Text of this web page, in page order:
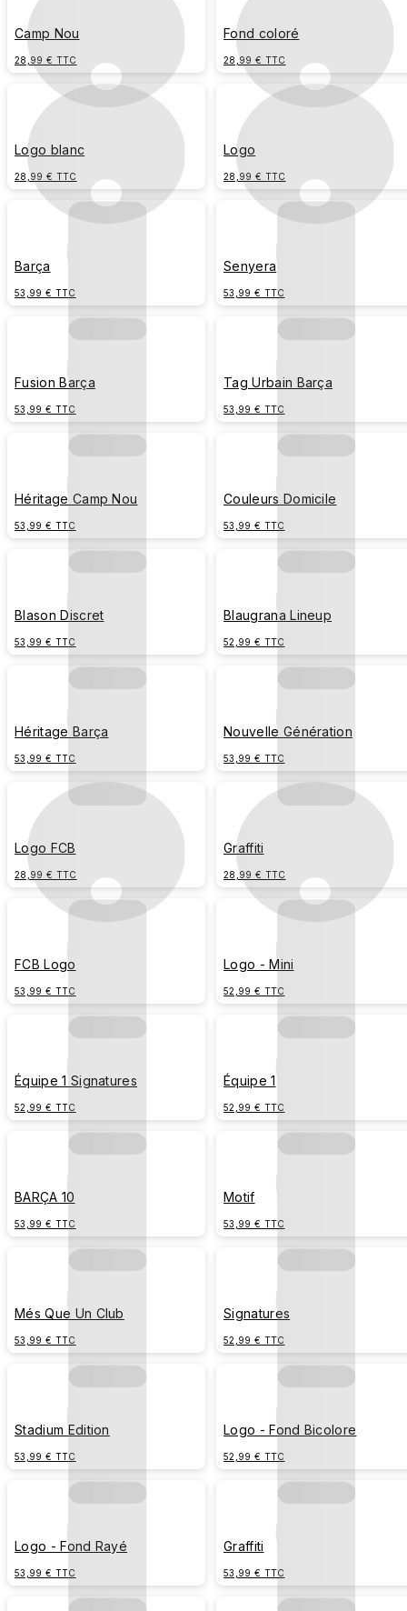
Camp Nou
28,99 € TTC
Fond coloré
28,99 € TTC
Logo blanc
28,99 € TTC
Logo
28,99 € TTC
Barça
53,99 € TTC
Senyera
53,99 € TTC
Fusion Barça
53,99 € TTC
Tag Urbain Barça
53,99 € TTC
Héritage Camp Nou
53,99 € TTC
Couleurs Domicile
53,99 € TTC
Blason Discret
53,99 € TTC
Blaugrana Lineup
52,99 € TTC
Héritage Barça
53,99 € TTC
Nouvelle Génération
53,99 € TTC
Logo FCB
28,99 € TTC
Graffiti
28,99 € TTC
FCB Logo
53,99 € TTC
Logo - Mini
52,99 € TTC
Équipe 1 Signatures
52,99 € TTC
Équipe 1
52,99 € TTC
BARÇA 10
53,99 € TTC
Motif
53,99 € TTC
Més Que Un Club
53,99 € TTC
Signatures
52,99 € TTC
Stadium Edition
53,99 € TTC
Logo - Fond Bicolore
52,99 € TTC
Logo - Fond Rayé
53,99 € TTC
Graffiti
53,99 € TTC